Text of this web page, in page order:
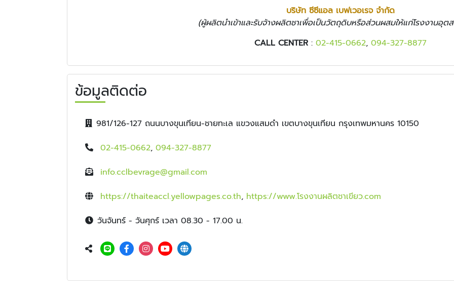
บริษัท ซีซีแอล เบฟเวอเรจ จำกัด
(ผู้ผลิตนำเข้าและรับจ้างผลิตชาเพื่อเป็นวัตถุดิบหรือส่วนผสมให้แก่โรงงานอุต
CALL CENTER : 02-415-0662, 094-327-8877
ข้อมูลติดต่อ
981/126-127 ถนนบางขุนเทียน-ชายทะเล แขวงแสมดำ เขตบางขุนเทียน กรุงเทพมหานคร 10150
02-415-0662, 094-327-8877
info.cclbevrage@gmail.com
https://thaiteaccl.yellowpages.co.th, https://www.โรงงานผลิตชาเขียว.com
วันจันทร์ - วันศุกร์ เวลา 08.30 - 17.00 น.